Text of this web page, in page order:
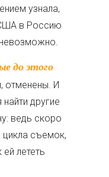
узнала,
в Россию
отменены. И
другие
ведь скоро
съемок,
лететь